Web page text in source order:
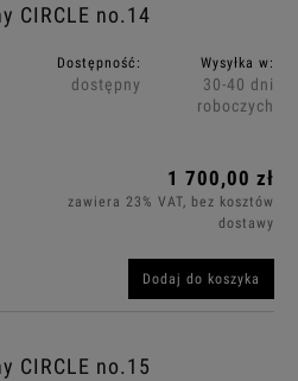
CIRCLE no.14
Dostępność:
dostępny
Wysyłka w:
30-40 dni
roboczych
1 700,00 zł
zawiera 23% VAT, bez kosztów
dostawy
Dodaj do koszyka
CIRCLE no.15